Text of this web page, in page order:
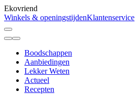
Ekovriend
Winkels & openingstijdenKlantenservice
Boodschappen
Aanbiedingen
Lekker Weten
Actueel
Recepten